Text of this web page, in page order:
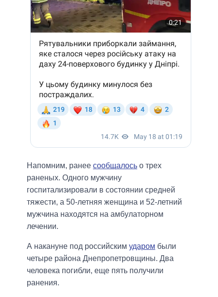
Напомним, ранее сообщалось о трех
раненых. Одного мужчину
госпитализировали в состоянии средней
тяжести, а 50-летняя женщина и 52-летний
мужчина находятся на амбулаторном
лечении.
А накануне под российским ударом были
четыре района Днепропетровщины. Два
человека погибли, еще пять получили
ранения.